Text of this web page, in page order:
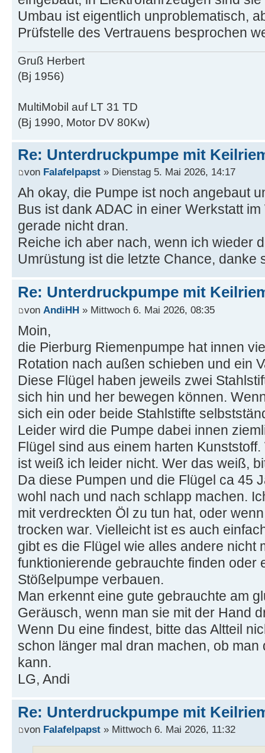
Umbau ist eigentlich unproblematisch,
Prüfstelle des Vertrauens besprochen
Gruß Herbert
(Bj 1956)
MultiMobil auf LT 31 TD
(Bj 1990, Motor DV 80Kw)
Re: Unterdruckpumpe mit
von Falafelpapst » Dienstag 5. Mai 2026, 14:17
Ah okay, die Pumpe ist noch angebaut
Bus ist dank ADAC in einer Werkstatt
gerade nicht dran.
Reiche ich aber nach, wenn ich wieder
Umrüstung ist die letzte Chance, danke
Re: Unterdruckpumpe mit
von AndiHH » Mittwoch 6. Mai 2026, 08:35
Moin,
die Pierburg Riemenpumpe hat innen
Rotation nach außen schieben und ein
Diese Flügel haben jeweils zwei
sich hin und her bewegen können.
sich ein oder beide Stahlstifte
Leider wird die Pumpe dabei innen
Flügel sind aus einem harten
ist weiß ich leider nicht. Wer das weiß,
Da diese Pumpen und die Flügel ca 45
wohl nach und nach schlapp machen.
mit verdreckten Öl zu tun hat, oder
trocken war. Vielleicht ist es auch
gibt es die Flügel wie alles andere nicht
funktionierende gebrauchte finden oder
Stößelpumpe verbauen.
Man erkennt eine gute gebrauchte am
Geräusch, wenn man sie mit der Hand
Wenn Du eine findest, bitte das Altteil
schon länger mal dran machen, ob
kann.
LG, Andi
Re: Unterdruckpumpe mit
von Falafelpapst » Mittwoch 6. Mai 2026, 11:32